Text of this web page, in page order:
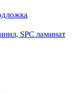
SPC ламинат